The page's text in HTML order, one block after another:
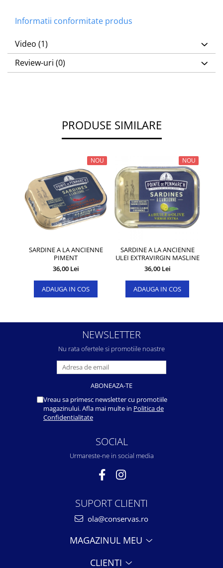
Informatii conformitate produs
Video (1)
Review-uri (0)
PRODUSE SIMILARE
NOU
SARDINE A LA ANCIENNE
PIMENT
36,00 Lei
ADAUGA IN COS
NOU
SARDINE A LA ANCIENNE
ULEI EXTRAVIRGIN MASLINE
36,00 Lei
ADAUGA IN COS
NEWSLETTER
Nu rata ofertele si promotiile noastre
Vreau sa primesc newsletter cu promotiile
magazinului. Afla mai multe in Politica de
Confidentialitate
SOCIAL
Urmareste-ne in social media
SUPORT CLIENTI
ola@conservas.ro
MAGAZINUL MEU
CLIENTI